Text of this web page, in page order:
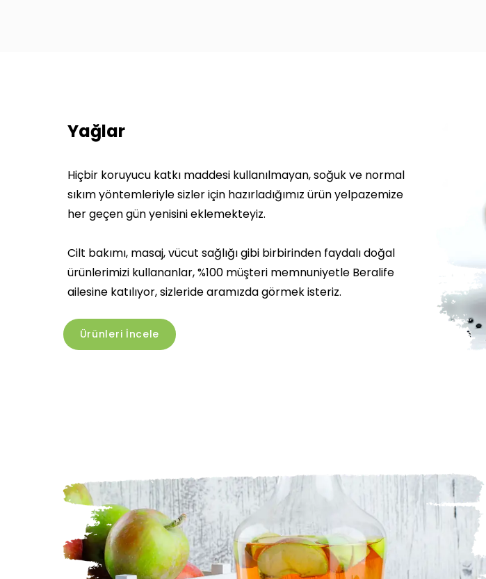
Yağlar
Hiçbir koruyucu katkı maddesi kullanılmayan, soğuk ve normal
sıkım yöntemleriyle sizler için hazırladığımız ürün yelpazemize
her geçen gün yenisini eklemekteyiz.
Cilt bakımı, masaj, vücut sağlığı gibi birbirinden faydalı doğal
ürünlerimizi kullananlar, %100 müşteri memnuniyetle Beralife
ailesine katılıyor, sizleride aramızda görmek isteriz.
Ürünleri İncele